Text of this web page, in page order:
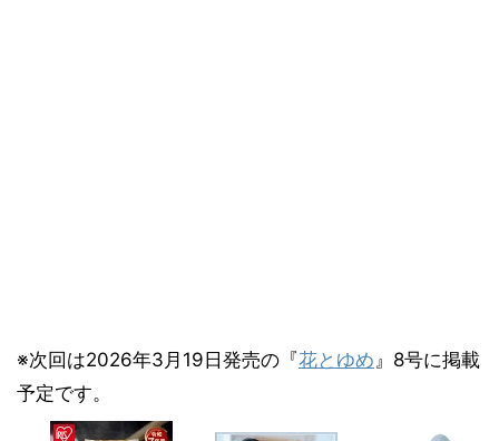
※次回は2026年3月19日発売の『花とゆめ』8号に掲載
予定です。